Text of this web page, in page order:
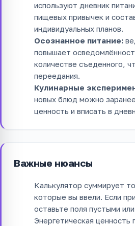
используют дневник
пищевых привычек и
индивидуальных планов.
Осознанное питание:
повышает
количестве съеденного,
переедания.
Кулинарные
новых блюд можно
ценность и вписать в
Важные нюансы
Калькулятор суммирует
которые вы ввели. Если
оставьте поля пустыми
Энергетическая ценность